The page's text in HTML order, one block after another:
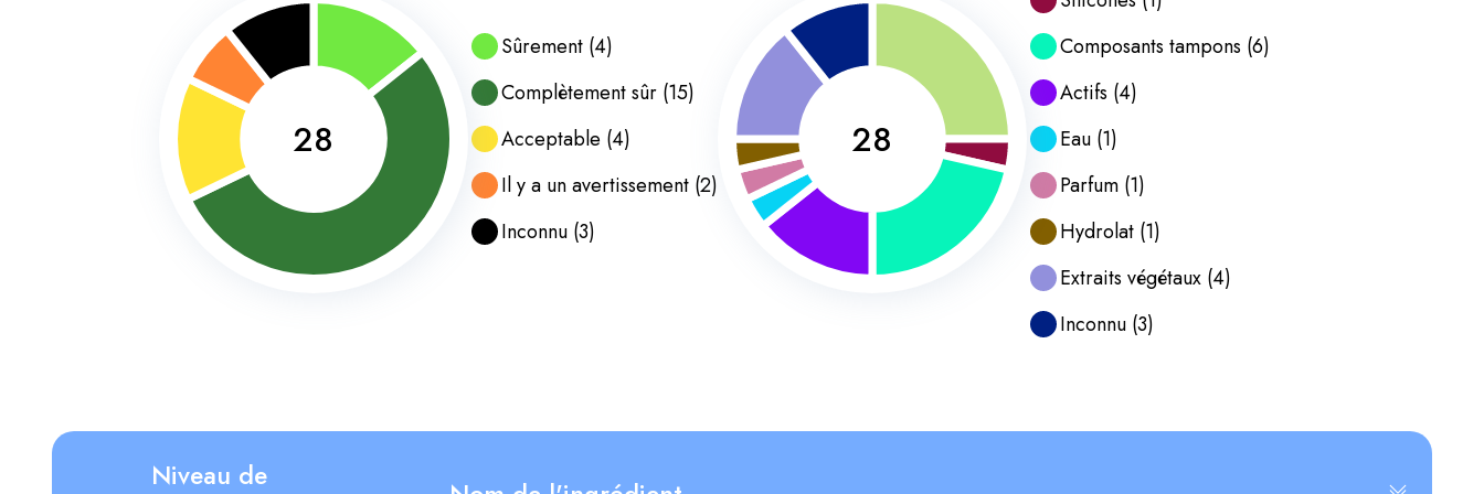
28
Sûrement(4)
Complètement sûr(15)
Acceptable (4)
Il y a un avertissement(2)
Inconnu(3)
28
Composants tampons (6)
Actifs (4)
Eau(1)
Parfum(1)
Hydrolat(1)
Extraits végétaux(4)
Inconnu(3)
Niveau de